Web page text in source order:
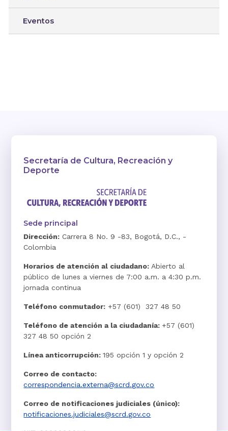
Eventos
Secretaría de Cultura, Recreación y
Deporte
Sede principal
Dirección: Carrera 8 No. 9 -83, Bogotá, D.C., -
Colombia
Horarios de atención al ciudadano:Abierto al
público de lunes a viernes de 7:00 a.m. a 4:30 p.m.
jornada continua
Teléfono conmutador: +57 (601) 327 48 50
Teléfono de atención a la ciudadanía: +57 (601)
327 48 50 opción 2
Línea anticorrupción:195 opción 1 y opción 2
Correo de contacto:
correspondencia.externa@scrd.gov.co
Correo de notificaciones judiciales (único):
notificaciones.judiciales@scrd.gov.co